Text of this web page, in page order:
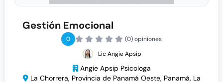
Gestión Emocional
0
(0) opiniones
Lic Angie Apsip
Angie Apsip Psicologa
La Chorrera, Provincia de Panamá Oeste, Panamá, La